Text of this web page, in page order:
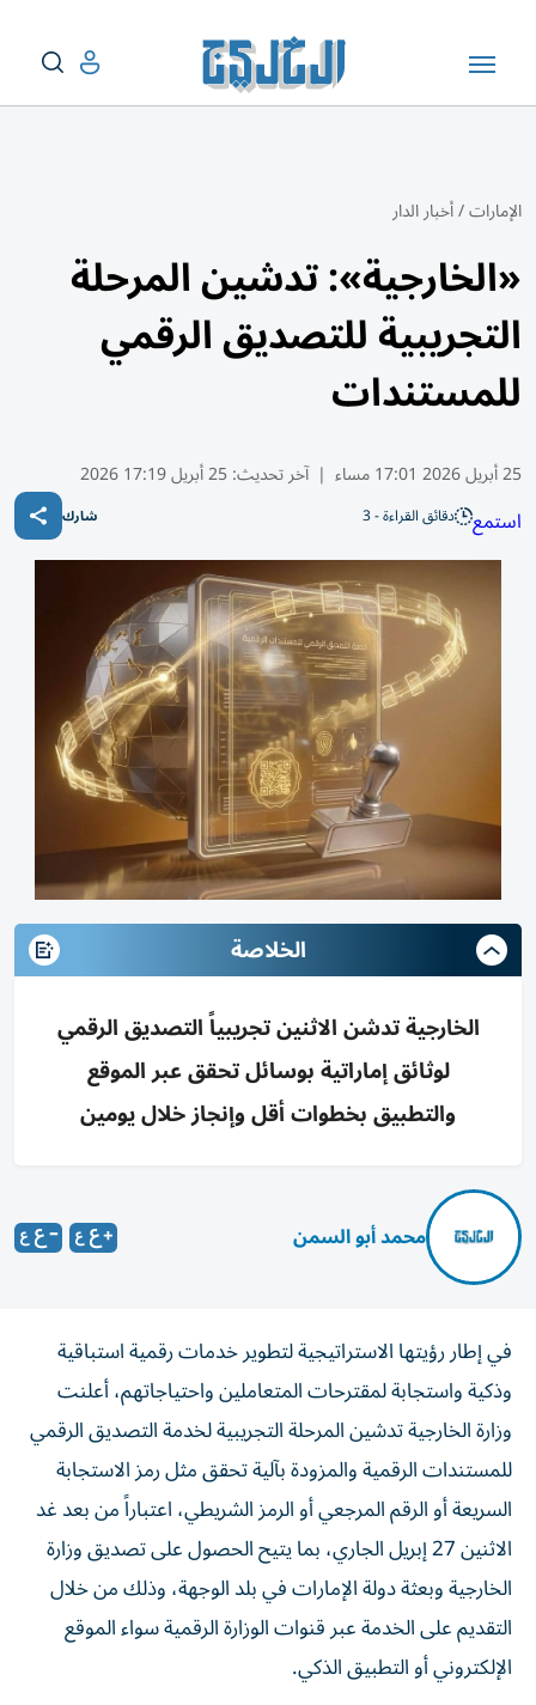
الإمارات/أخبار الدار
«الخارجية»: تدشين المرحلة
التجريبية للتصديق الرقمي
للمستندات
25 أبريل 2026 17:01 مساء | آخر تحديث:25 أبريل 17:19 2026
استمع دقائق القراءة - 3 شارك
الخلاصة
الخارجية تدشن الاثنين تجريبياً التصديق الرقمي
لوثائق إماراتية بوسائل تحقق عبر الموقع
والتطبيق بخطوات أقل وإنجاز خلال يومين
محمد أبو السمن
في إطار رؤيتها الاستراتيجية لتطوير خدمات رقمية استباقية
وذكية واستجابة لمقترحات المتعاملين واحتياجاتهم، أعلنت
وزارة الخارجية تدشين المرحلة التجريبية لخدمة التصديق الرقمي
للمستندات الرقمية والمزودة بآلية تحقق مثل رمز الاستجابة
السريعة أو الرقم المرجعي أو الرمز الشريطي، اعتباراً من بعد غد
الاثنين 27 إبريل الجاري، بما يتيح الحصول على تصديق وزارة
الخارجية وبعثة دولة الإمارات في بلد الوجهة، وذلك من خلال
التقديم على الخدمة عبر قنوات الوزارة الرقمية سواء الموقع
الإلكتروني أو التطبيق الذكي.